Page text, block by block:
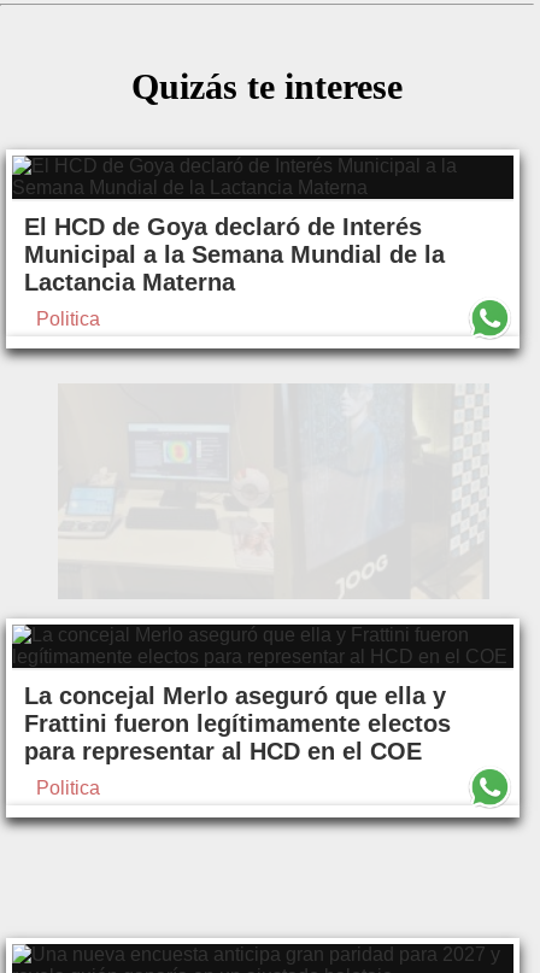
Quizás te interese
El HCD de Goya declaró de Interés
Municipal a la Semana Mundial de la
Lactancia Materna
Politica
La concejal Merlo aseguró que ella y
Frattini fueron legítimamente electos
para representar al HCD en el COE
Politica